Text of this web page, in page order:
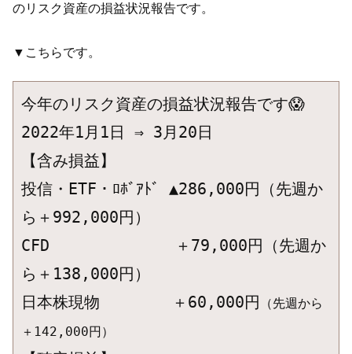
のリスク資産の損益状況報告です。
▼こちらです。
今年のリスク資産の損益状況報告です😱
2022年1月1日 ⇒ 3月20日
【含み損益】
投信・ETF・ﾛﾎﾞｱﾄﾞ ▲286,000円（先週か
ら＋992,000円）
CFD　　　　　　　　＋79,000円 （先週か
ら＋138,000円）
日本株現物　　　　 ＋60,000円
（先週から
＋142,000円）